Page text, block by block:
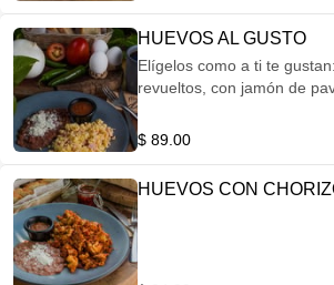
HUEVOS AL GUSTO
Elígelos como a ti te
revueltos, con jamón de
$ 89.00
HUEVOS CON